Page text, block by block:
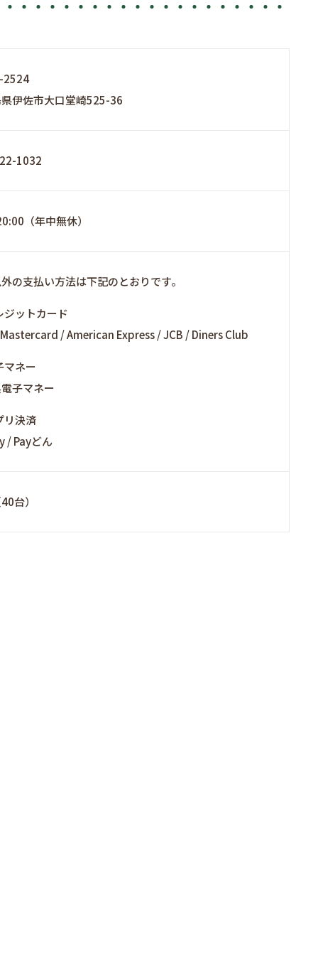
2524
伊佐市大口堂崎525-36
1032
（年中無休）
の支払い方法は下記のとおりです。
ジットカード
/ American Express / JCB / Diners Club
マネー
子マネー
リ決済
/ Payどん
台）